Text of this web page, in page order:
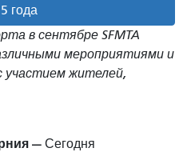
года
в сентябре SFMTA
мероприятиями и
участием жителей,
— Сегодня